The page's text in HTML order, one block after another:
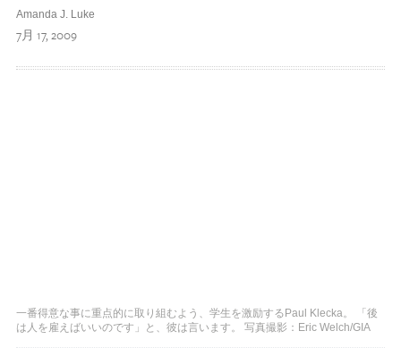
Amanda J. Luke
7月 17, 2009
一番得意な事に重点的に取り組むよう、学生を激励するPaul Klecka。 「後
は人を雇えばいいのです」と、彼は言います。 写真撮影：Eric Welch/GIA